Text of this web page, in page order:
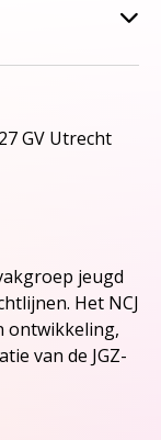
GV Utrecht
jeugd
Het NCJ
ontwikkeling,
van de JGZ-